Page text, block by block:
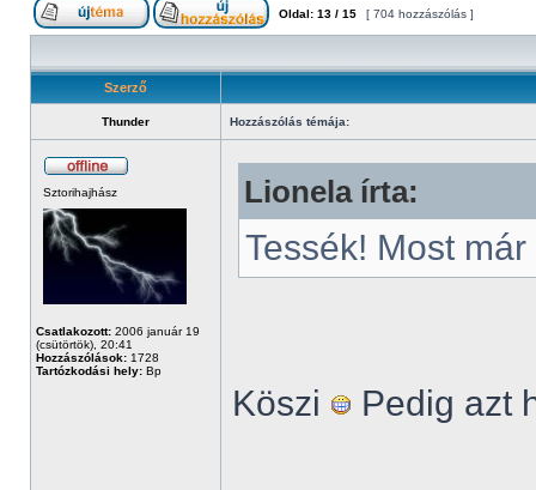
Oldal: 13 / 15 [ 704 hozzászólás ]
Szerző
Thunder Hozzászólás témája:
Sztorihajhász
Csatlakozott: 2006 január 19
(csütörtök), 20:41
Hozzászólások: 1728
Tartózkodási hely: Bp
Lionela írta:
Tessék! Most
Köszi Pedig azt